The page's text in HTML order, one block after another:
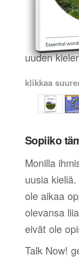
uuden
klikkaa
Sopiiko
Monilla
uusia
ole aikaa
olevansa
eivät ole
Talk Now!